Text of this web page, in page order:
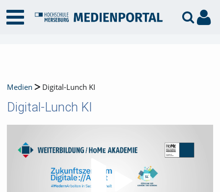
Medien Digital-Lunch KI
Digital-Lunch KI